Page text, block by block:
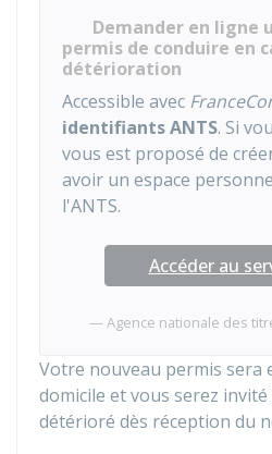
Demander en ligne
permis de conduire en
détérioration
Accessible avec
identifiantsANTS. Si
vous est proposé de
avoir un espace
l'ANTS.
Accéder au
Agence nationale des
Votre nouveau permis sera
domicile et vous serez
détérioré dès réception du